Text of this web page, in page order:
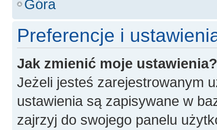
Góra
Preferencje i
Jak zmienić moje ustawienia?
Jeżeli jesteś zarejestrowanym
ustawienia są zapisywane w
zajrzyj do swojego panelu